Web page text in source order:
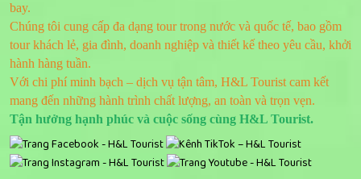
bay.
Chúng tôi cung cấp đa dạng tour trong nước và quốc tế, bao gồm
tour khách lẻ, gia đình, doanh nghiệp và thiết kế theo yêu cầu, khởi
hành hàng tuần.
Với chi phí minh bạch – dịch vụ tận tâm, H&L Tourist cam kết
mang đến những hành trình chất lượng, an toàn và trọn vẹn.
Tận hưởng hạnh phúc và cuộc sống cùng H&L Tourist.